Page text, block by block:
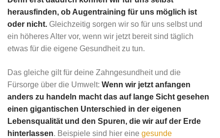
herausfinden, ob Augentraining für uns möglich ist
oder nicht. Gleichzeitig sorgen wir so für uns selbst und
ein höheres Alter vor, wenn wir jetzt bereit sind täglich
etwas für die eigene Gesundheit zu tun.
Das gleiche gilt für deine Zahngesundheit und die
Fürsorge über die Umwelt: Wenn wir jetzt anfangen
anders zu handeln macht das auf lange Sicht gesehen
einen gigantischen Unterschied in der eigenen
Lebensqualität und den Spuren, die wir auf der Erde
hinterlassen. Beispiele sind hier eine gesunde